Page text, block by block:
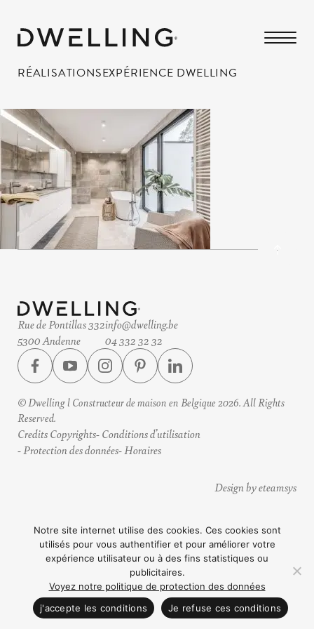
RÉALISATIONSEXPÉRIENCE DWELLING
CONTACTEZ NOUS
Rue de Pontillas 332
5300 Andenne
info@dwelling.be
04 332 32 32
© Dwelling l Constructeur de maison en Belgique 2026. All Rights
Reserved.
Credits Copyrights Conditions d’utilisation
Protection des données Horaires
Design by eteamsys
Notre site internet utilise des cookies. Ces cookies sont
utilisés pour vous authentifier et pour améliorer votre
expérience utilisateur ou à des fins statistiques ou
publicitaires.
Voyez notre politique de protection des données
j'accepte les conditions
Je refuse ces conditions